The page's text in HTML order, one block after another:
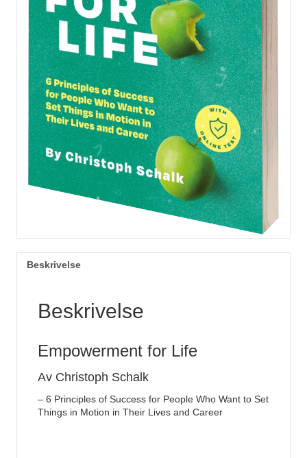
Beskrivelse
Beskrivelse
Empowerment for Life
Av Christoph Schalk
– 6 Principles of Success for People Who Want to Set
Things in Motion in Their Lives and Career